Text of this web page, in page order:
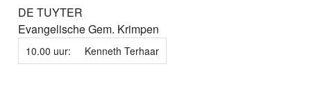
DE TUYTER
Evangelische Gem. Krimpen
10.00 uur: Kenneth Terhaar